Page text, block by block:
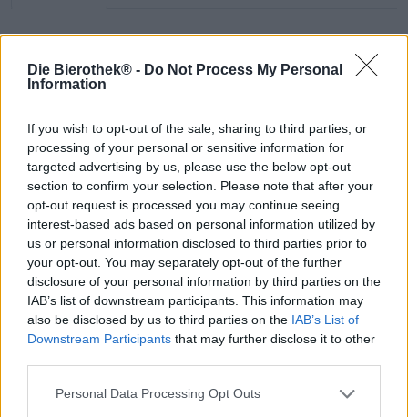
Die Bierothek® - Do Not Process My Personal
Information
If you wish to opt-out of the sale, sharing to third parties, or
processing of your personal or sensitive information for
targeted advertising by us, please use the below opt-out
section to confirm your selection. Please note that after your
opt-out request is processed you may continue seeing
interest-based ads based on personal information utilized by
us or personal information disclosed to third parties prior to
your opt-out. You may separately opt-out of the further
disclosure of your personal information by third parties on the
IAB’s list of downstream participants. This information may
also be disclosed by us to third parties on the IAB’s List of
Downstream Participants that may further disclose it to other
Personal Data Processing Opt Outs
Molti milioni di anni fa, i dinosauri dominavano la nostra
Terra e dominavano la catena alimentare, finché la loro
sorprendente scomparsa non pose fine all’Era dei Giganti.
affascinante: fossili, scheletri, impronte pietrificate e
persino una birra che, almeno nel nome, è una reliquia di
quest’era preistorica: la Dinomite! di Gekko Brewing,
prodotta in collaborazione con i Neonraptor di
Nottingham, appassionati di dinosauri, rappresenta gli
animali estinti con una corposità imponente, una
gradazione alcolica vivace dell’8,0% e un sapore corposo.
Ma non preoccupatevi: questa Oatmeal Double IPA è
tutt’altro che aggressiva. Al contrario: accarezza il palato
con una consistenza vellutata e morbida ed è
pericolosamente beverina. Ricca di una generosa dose di
Simcoe, Centennial e della potente Luminosa tropicale,
Dinomite! porta nel bicchiere note esplosive di pesca